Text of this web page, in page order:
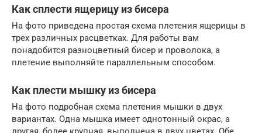
Как сплести ящерицу из бисера
На фото приведена простая схема плетения ящерицы в
трех различных расцветках. Для работы вам
понадобится разноцветный бисер и проволока, а
плетение выполняйте параллельным способом.
Как плести мышку из бисера
На фото подробная схема плетения мышки в двух
вариантах. Одна мышка имеет однотонный окрас, а